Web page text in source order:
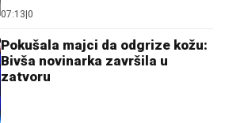
07:13 0
Pokušala majci da odgrize kožu:
Bivša novinarka završila u
zatvoru